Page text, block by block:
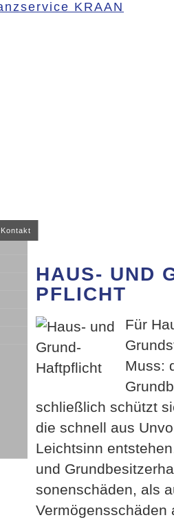
Kontakt
HAUS- UND
PFLICHT
Für
Muss:
schließlich schützt
die schnell aus
Leichtsinn
und
sonenschäden, als
Vermögensschäden